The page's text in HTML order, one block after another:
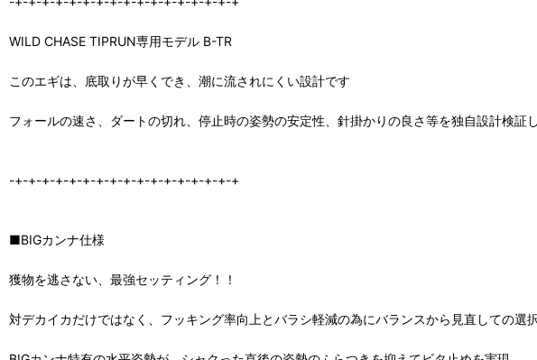
WILD CHASE TIPRUN専用モデル B-TR
このエギは、底取りが早くでき、潮に流されにくい設計です
フォールの速さ、ダートの切れ、停止時の姿勢の安定性、針掛かりの良さ等を独自設計検
-+-+-+-+-+-+-+-+-+-+-+-+-+-+-+-+-+
■BIGカンナ仕様
獲物を逃さない、最強セッティング！！
対デカイカだけではなく、フッキング率向上とバラシ軽減の為にバランスから見直しての選択